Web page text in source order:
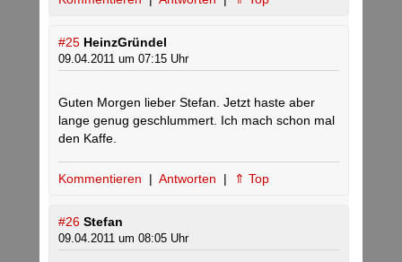
#25 HeinzGründel
09.04.2011 um 07:15 Uhr
Guten Morgen lieber Stefan. Jetzt haste aber
lange genug geschlummert. Ich mach schon mal
den Kaffe.
Kommentieren | Antworten | ⇑ Top
#26 Stefan
09.04.2011 um 08:05 Uhr